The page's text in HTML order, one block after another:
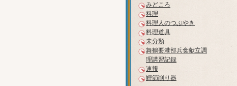
みどころ
料理
料理人のつぶやき
料理道具
未分類
舞鶴要港部兵食献立調
理講習記録
速報
鰹節削り器